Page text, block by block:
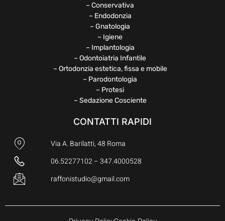
– Conservativa
– Endodonzia
– Gnatologia
– Igiene
– Implantologia
– Odontoiatria Infantile
– Ortodonzia estetica, fissa e mobile
– Parodontologia
– Protesi
– Sedazione Cosciente
CONTATTI RAPIDI
Via A. Barilatti, 48 Roma
06.52277102 – 347.4000528
raffonistudio@gmail.com